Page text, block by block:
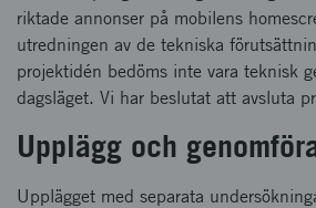
riktade annonser på mobilens
utredningen av de tekniska
projektidén bedöms inte vara teknisk
dagsläget. Vi har beslutat att avsluta
Upplägg och
Upplägget med separata